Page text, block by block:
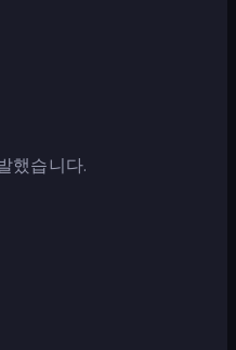
했습니다.